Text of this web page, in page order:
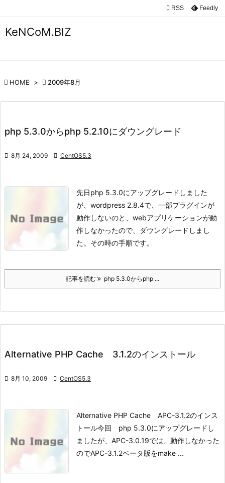
KeNCoM.BIZ

 RSS Feedly
 HOME >  2009年8月
php 5.3.0からphp 5.2.10にダウングレード
 8月 24, 2009  CentOS5.3
先日php 5.3.0にアップグレードしました
が、wordpress 2.8.4で、一部プラグインが
動作しないのと、 webアプリケーションが動
作しなかったので、ダウングレードしまし
た。 その時の手順です。
記事を読む php 5.3.0からphp ...
Alternative PHP Cache 3.1.2のインストール
 8月 10, 2009  CentOS5.3
Alternative PHP Cache APC-3.1.2のインス
トール今回 php 5.3.0にアップグレードし
ましたが、APC-3.0.19では、動作しなかった
のでAPC-3.1.2ベータ版をmake ...